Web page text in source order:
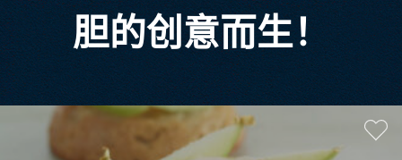
胆的创意而生！